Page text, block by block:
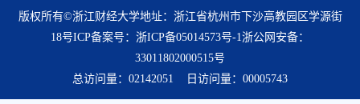
版权所有©浙江财经大学地址：浙江省杭州市下沙高教园区学源街
18号ICP备案号：浙ICP备05014573号-1浙公网安备：
33011802000515号
总访问量： 02142051 日访问量： 00005743